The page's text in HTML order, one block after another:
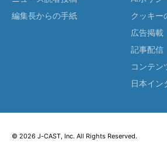
編集長からの手紙
クッキー
広告掲載
記事配信
コンテン
日本イン
© 2026 J-CAST, Inc. All Rights Reserved.